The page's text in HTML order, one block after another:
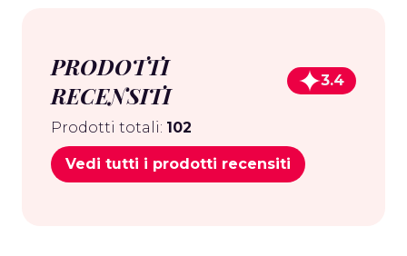
PRODOTTI
RECENSITI
3.4
Prodotti totali: 102
Vedi tutti i prodotti recensiti